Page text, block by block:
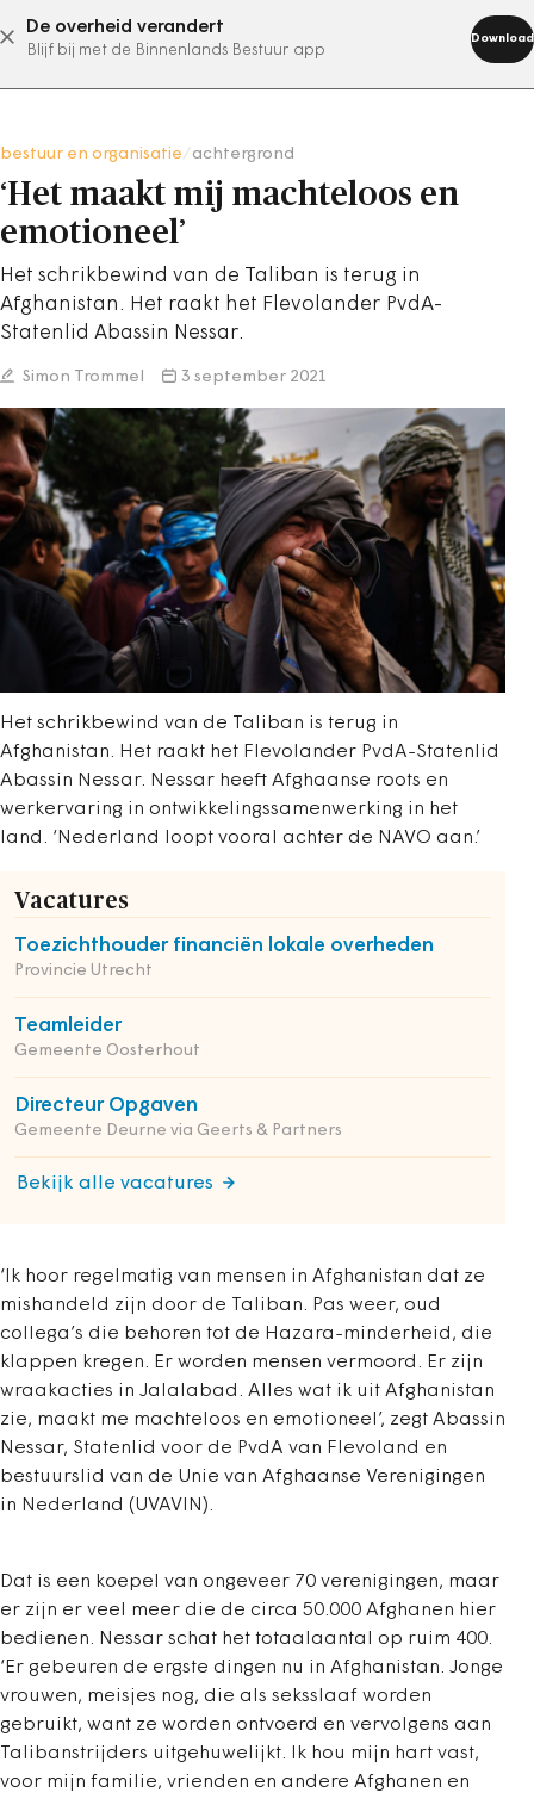
De overheid verandert
Blijf bij met de Binnenlands Bestuur app
Download
abonneer nu
bestuur en organisatie achtergrond
‘Het maakt mij machteloos en
emotioneel’
Het schrikbewind van de Taliban is terug in
Afghanistan. Het raakt het Flevolander PvdA-
Statenlid Abassin Nessar.
Simon Trommel 3 september 2021
Het schrikbewind van de Taliban is terug in
Afghanistan. Het raakt het Flevolander PvdA-Statenlid
Abassin Nessar. Nessar heeft Afghaanse roots en
werkervaring in ontwikkelingssamenwerking in het
land. ‘Nederland loopt vooral achter de NAVO aan.’
Vacatures
Toezichthouder financiën lokale overheden
Provincie Utrecht
Teamleider
Gemeente Oosterhout
Directeur Opgaven
Gemeente Deurne via Geerts & Partners
Bekijk alle vacatures
‘Ik hoor regelmatig van mensen in Afghanistan dat ze
mishandeld zijn door de Taliban. Pas weer, oud
collega’s die behoren tot de Hazara-minderheid, die
klappen kregen. Er worden mensen vermoord. Er zijn
wraakacties in Jalalabad. Alles wat ik uit Afghanistan
zie, maakt me machteloos en emotioneel’, zegt Abassin
Nessar, Statenlid voor de PvdA van Flevoland en
bestuurslid van de Unie van Afghaanse Verenigingen
in Nederland (UVAVIN).
Dat is een koepel van ongeveer 70 verenigingen, maar
er zijn er veel meer die de circa 50.000 Afghanen hier
bedienen. Nessar schat het totaalaantal op ruim 400.
‘Er gebeuren de ergste dingen nu in Afghanistan. Jonge
vrouwen, meisjes nog, die als seksslaaf worden
gebruikt, want ze worden ontvoerd en vervolgens aan
Talibanstrijders uitgehuwelijkt. Ik hou mijn hart vast,
voor mijn familie, vrienden en andere Afghanen en